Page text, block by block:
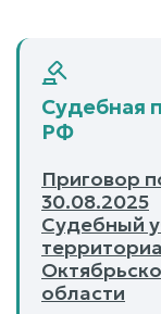
Судебная
РФ
Приговор
30.08.2025
Судебный
области